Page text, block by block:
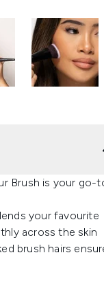
Brush is your go-
your favourite
across the skin
brush hairs